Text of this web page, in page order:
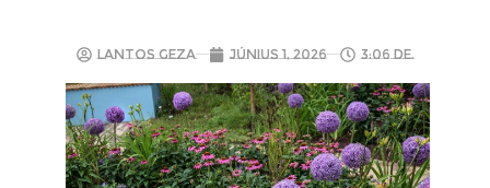
Lantos Geza június 1, 2026 3:06 de.